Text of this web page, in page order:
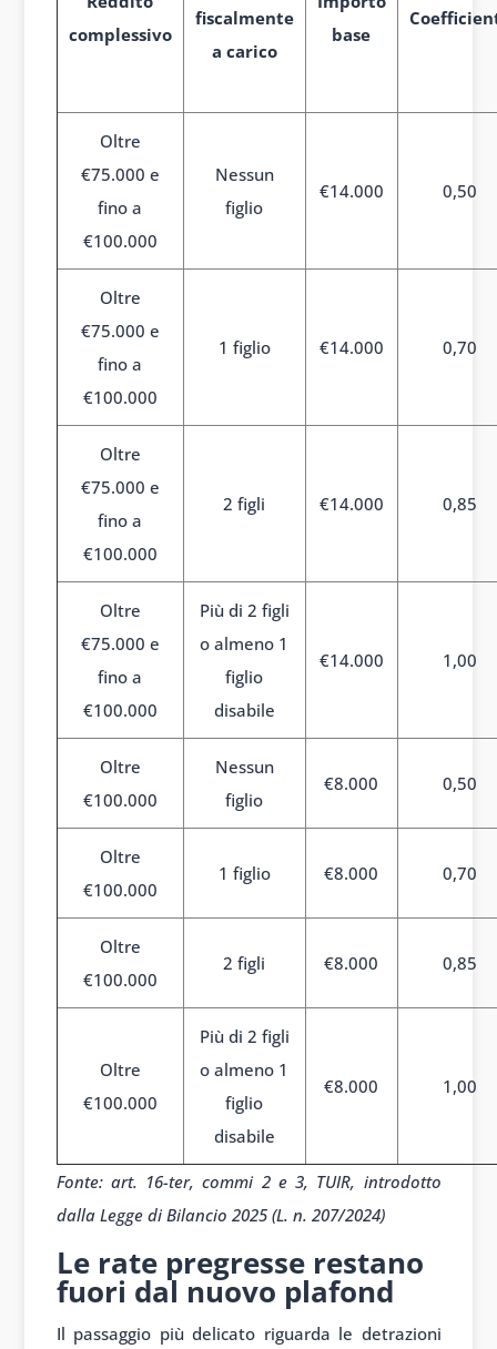
complessivo
fiscalmente
a carico
base
Oltre
€75.000 e
fino a
€100.000
Nessun
figlio
€14.000 0,50
Oltre
€75.000 e
fino a
€100.000
1 figlio €14.000 0,70
Oltre
€75.000 e
fino a
€100.000
2 figli €14.000 0,85
Oltre
€75.000 e
fino a
€100.000
Più di 2 figli
o almeno 1
figlio
disabile
€14.000 1,00
Oltre
€100.000
Nessun
figlio
€8.000 0,50
Oltre
€100.000
1 figlio €8.000 0,70
Oltre
€100.000
2 figli €8.000 0,85
Oltre
€100.000
Più di 2 figli
o almeno 1
figlio
disabile
€8.000 1,00
Fonte: art. 16-ter, commi 2 e 3, TUIR, introdotto
dalla Legge di Bilancio 2025 (L. n. 207/2024)
Le rate pregresse restano
fuori dal nuovo plafond
Il passaggio più delicato riguarda le detrazioni